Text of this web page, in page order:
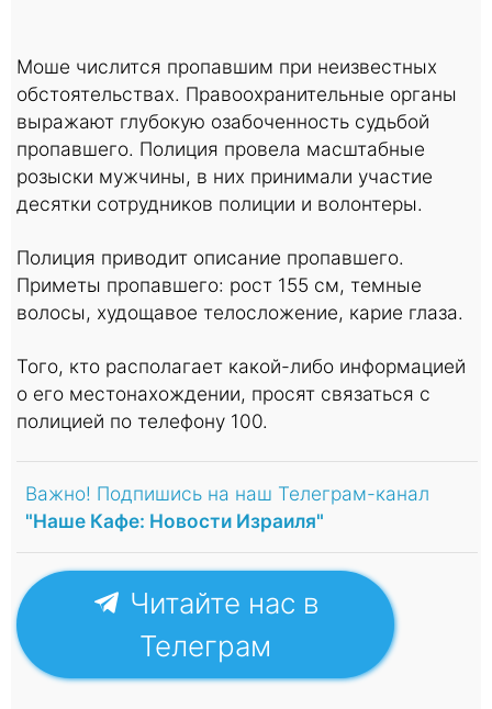
Моше числится пропавшим при неизвестных
обстоятельствах. Правоохранительные органы
выражают глубокую озабоченность судьбой
пропавшего. Полиция провела масштабные
розыски мужчины, в них принимали участие
десятки сотрудников полиции и волонтеры.
Полиция приводит описание пропавшего.
Приметы пропавшего: рост 155 см, темные
волосы, худощавое телосложение, карие глаза.
Того, кто располагает какой-либо информацией
о его местонахождении, просят связаться с
полицией по телефону 100.
Важно! Подпишись на наш Телеграм-канал
"Наше Кафе: Новости Израиля"
Читайте нас в
Телеграм